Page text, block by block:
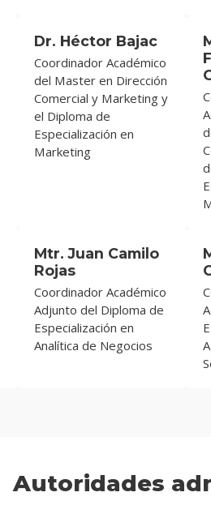
Dr. Héctor Bajac
Coordinador Académico
del Master en Dirección
Comercial y Marketing y
el Diploma de
Especialización en
Marketing
Mtr. Juan Camilo
Rojas
Coordinador Académico
Adjunto del Diploma de
Especialización en
Analítica de Negocios
Autoridades